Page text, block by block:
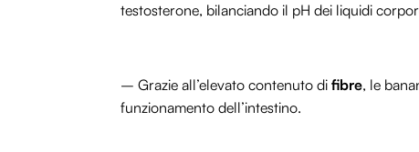
testosterone, bilanciando il pH dei liquidi
– Grazie all’elevato contenuto di fibre, le
funzionamento dell’intestino.